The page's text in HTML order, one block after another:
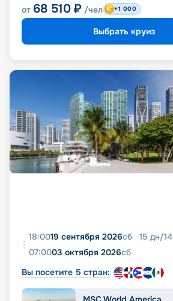
от 68 510 ₽ /чел +1 000
Выбрать круиз
18:0019 сентября 2026сб 15 дн/14
07:0003 октября 2026сб
Вы посетите 5 стран: